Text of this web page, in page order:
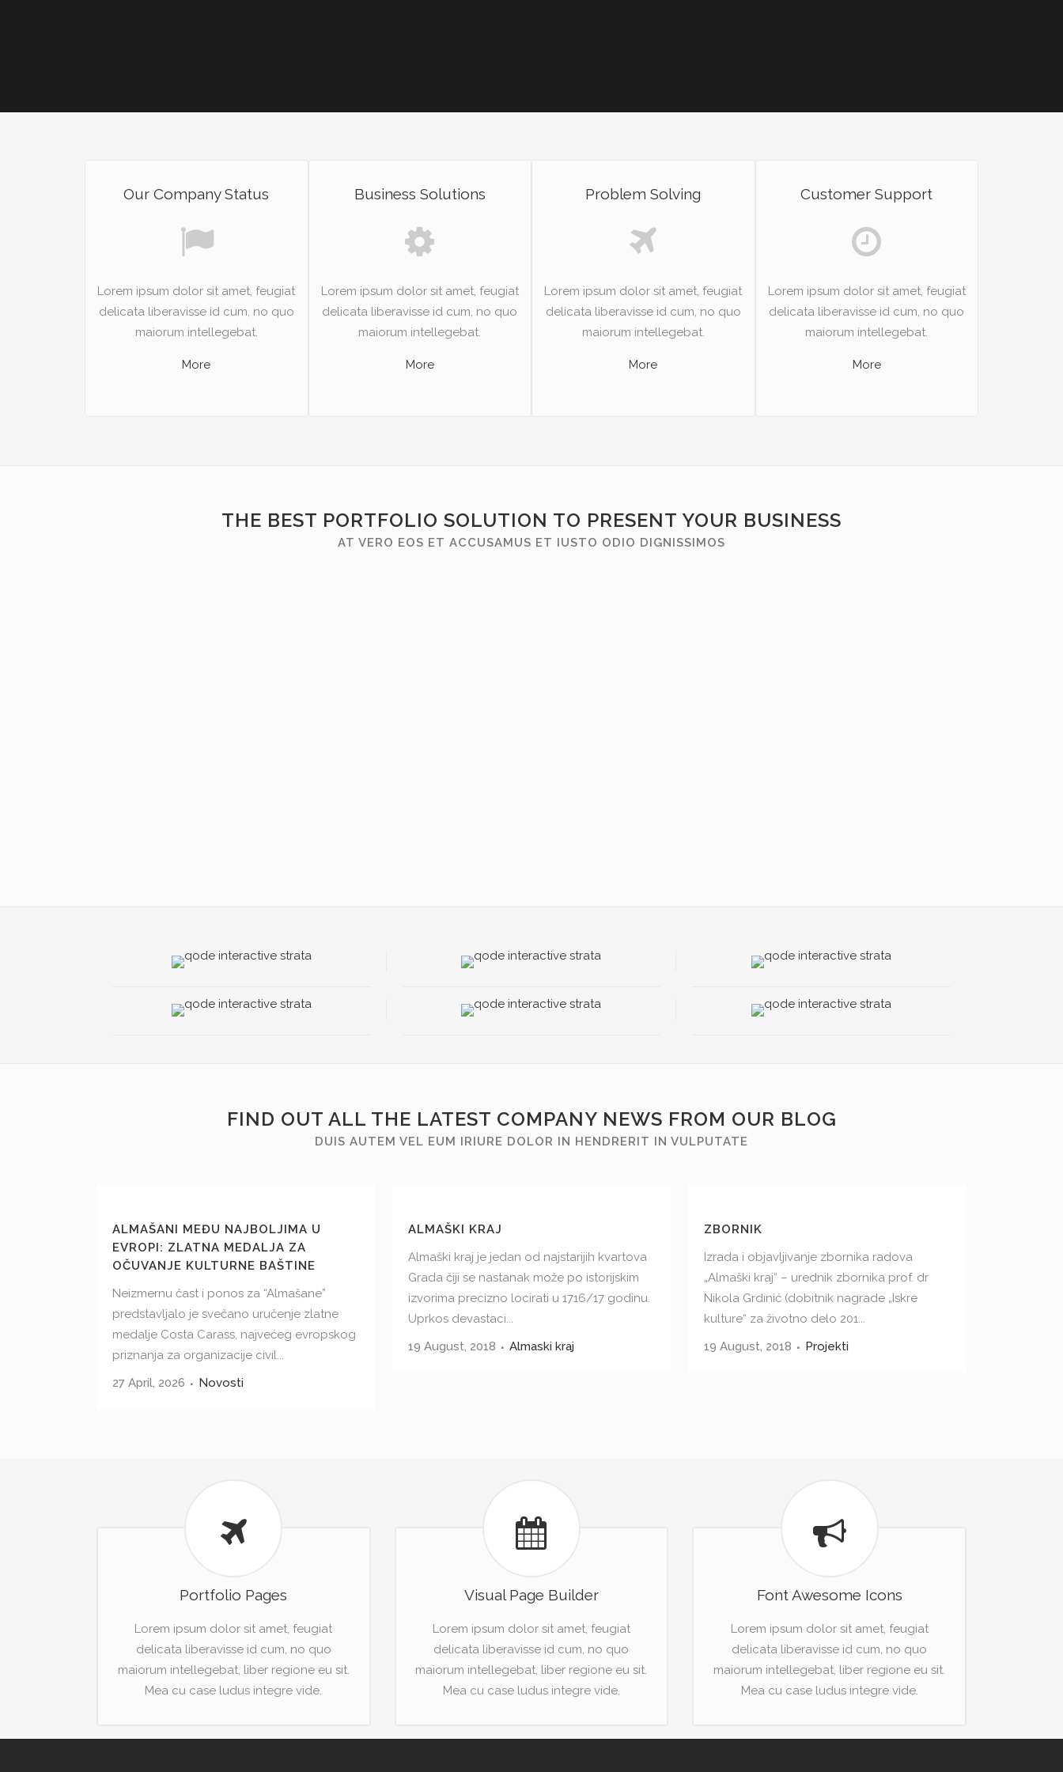
Our Company Status
Lorem ipsum dolor sit amet, feugiat
delicata liberavisse id cum, no quo
maiorum intellegebat.
More
Business Solutions
Lorem ipsum dolor sit amet, feugiat
delicata liberavisse id cum, no quo
maiorum intellegebat.
More
Problem Solving
Lorem ipsum dolor sit amet, feugiat
delicata liberavisse id cum, no quo
maiorum intellegebat.
More
Customer Support
Lorem ipsum dolor sit amet, feugiat
delicata liberavisse id cum, no quo
maiorum intellegebat.
More
THE BEST PORTFOLIO SOLUTION TO PRESENT YOUR BUSINESS
AT VERO EOS ET ACCUSAMUS ET IUSTO ODIO DIGNISSIMOS
FIND OUT ALL THE LATEST COMPANY NEWS FROM OUR BLOG
DUIS AUTEM VEL EUM IRIURE DOLOR IN HENDRERIT IN VULPUTATE
ALMAŠANI MEĐU NAJBOLJIMA U
EVROPI: ZLATNA MEDALJA ZA
OČUVANJE KULTURNE BAŠTINE
Neizmernu čast i ponos za “Almašane”
predstavljalo je svečano uručenje zlatne
medalje Costa Carass, najvećeg evropskog
priznanja za organizacije civil...
27 April, 2026
Novosti
ALMAŠKI KRAJ
Almaški kraj je jedan od najstarijih kvartova
Grada čiji se nastanak može po istorijskim
izvorima precizno locirati u 1716/17 godinu.
Uprkos devastaci...
19 August, 2018
Almaski kraj
ZBORNIK
Izrada i objavljivanje zbornika radova
„Almaški kraj“ – urednik zbornika prof. dr
Nikola Grdinić (dobitnik nagrade „Iskre
kulture“ za životno delo 201...
19 August, 2018
Projekti
Portfolio Pages
Lorem ipsum dolor sit amet, feugiat
delicata liberavisse id cum, no quo
maiorum intellegebat, liber regione eu sit.
Mea cu case ludus integre vide.
Visual Page Builder
Lorem ipsum dolor sit amet, feugiat
delicata liberavisse id cum, no quo
maiorum intellegebat, liber regione eu sit.
Mea cu case ludus integre vide.
Font Awesome Icons
Lorem ipsum dolor sit amet, feugiat
delicata liberavisse id cum, no quo
maiorum intellegebat, liber regione eu sit.
Mea cu case ludus integre vide.